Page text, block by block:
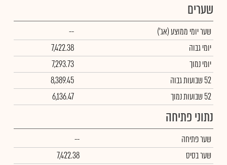
שערים
שער יומי ממוצע(אג')
--
יומי גבוה
7,422.38
יומי נמוך
7,293.73
52 שבועות גבוה
8,389.45
52 שבועות נמוך
6,136.47
נתוני פתיחה
שער פתיחה
--
שער בסיס
7,422.38